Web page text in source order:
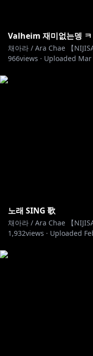
Valheim 재미없는뎅 ㅋ
채아라 / Ara Chae 【
966views · Uploaded Mar
노래 SING 歌
채아라 / Ara Chae 【
1,932views · Uploaded